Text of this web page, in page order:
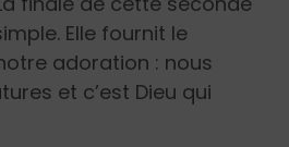
Elle fournit le
adoration : nous
et c’est Dieu qui